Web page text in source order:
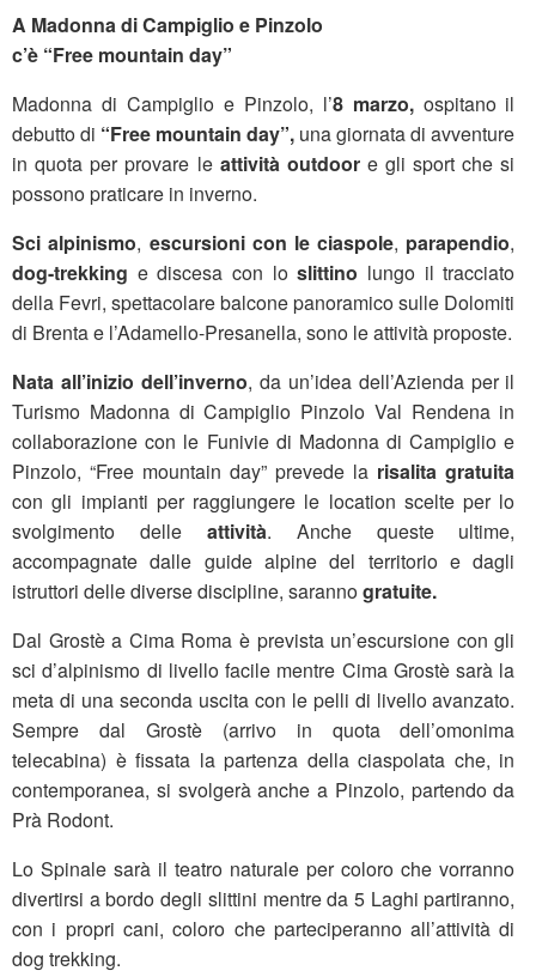
A Madonna di Campiglio e Pinzolo
c’è “Free mountain day”
Madonna di Campiglio e Pinzolo, l’8 marzo, ospitano il
debutto di “Free mountain day”, una giornata di avventure
in quota per provare le attività outdoore gli sport che si
possono praticare in inverno.
Sci alpinismo, escursioni con le ciaspole, parapendio,
dog-trekking e discesa con loslittino lungo il tracciato
della Fevri, spettacolare balcone panoramico sulle Dolomiti
di Brenta e l’Adamello-Presanella, sono le attività proposte.
Nata all’inizio dell’inverno, da un’idea dell’Azienda per il
Turismo Madonna di Campiglio Pinzolo Val Rendena in
collaborazione con le Funivie di Madonna di Campiglio e
Pinzolo, “Free mountain day” prevede la risalita gratuita
con gli impianti per raggiungere le location scelte per lo
svolgimento delle attività. Anche queste ultime,
accompagnate dalle guide alpine del territorio e dagli
istruttori delle diverse discipline, sarannogratuite.
Dal Grostè a Cima Roma è prevista un’escursione con gli
sci d’alpinismo di livello facile mentre Cima Grostè sarà la
meta di una seconda uscita con le pelli di livello avanzato.
Sempre dal Grostè (arrivo in quota dell’omonima
telecabina) è fissata la partenza della ciaspolata che, in
contemporanea, si svolgerà anche a Pinzolo, partendo da
Prà Rodont.
Lo Spinale sarà il teatro naturale per coloro che vorranno
divertirsi a bordo degli slittini mentre da 5 Laghi partiranno,
con i propri cani, coloro che parteciperanno all’attività di
dog trekking.